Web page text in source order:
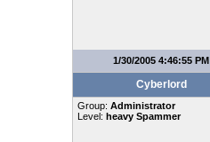
1/30/2005 4:46:55 PM
Cyberlord
Group: Administrator
Level: heavy Spammer